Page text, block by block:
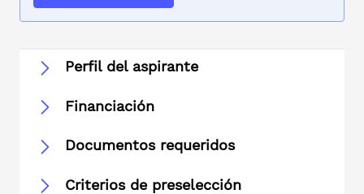
Perfil del aspirante
Financiación
Documentos requeridos
Criterios de preselección